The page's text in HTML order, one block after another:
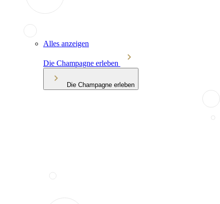
Alles anzeigen
Die Champagne erleben
Die Champagne erleben